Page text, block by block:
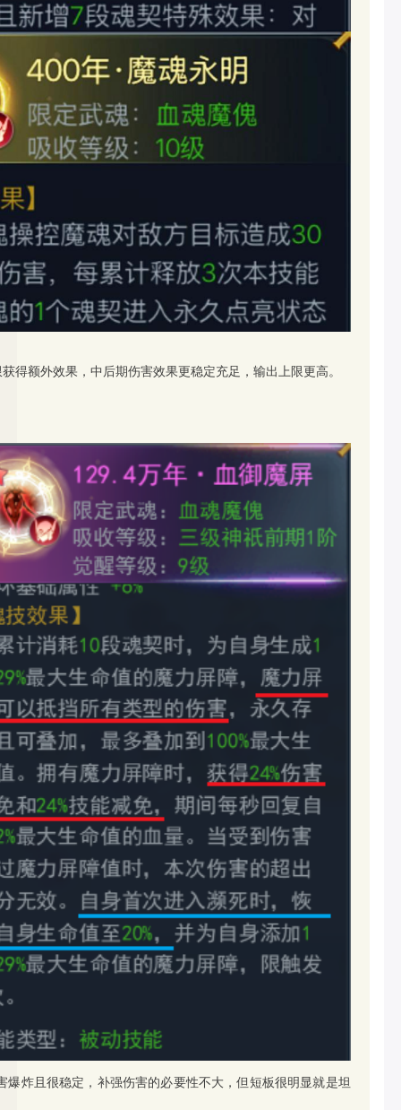
得额外效果，中后期伤害效果更稳定充足，输出上限更高。
炸且很稳定，补强伤害的必要性不大，但短板很明显就是坦